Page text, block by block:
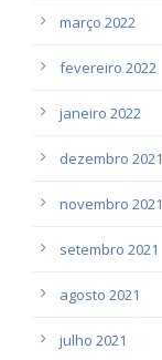
março 2022
fevereiro 2022
janeiro 2022
dezembro 2021
novembro 2021
setembro 2021
agosto 2021
julho 2021